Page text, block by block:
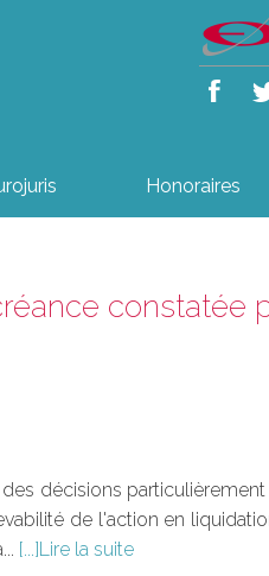
Honoraires
constatée
décisions
de l'action en
Lire la suite